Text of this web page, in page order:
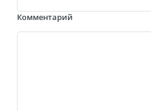
Комментарий